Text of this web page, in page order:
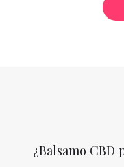
¿Balsamo CBD